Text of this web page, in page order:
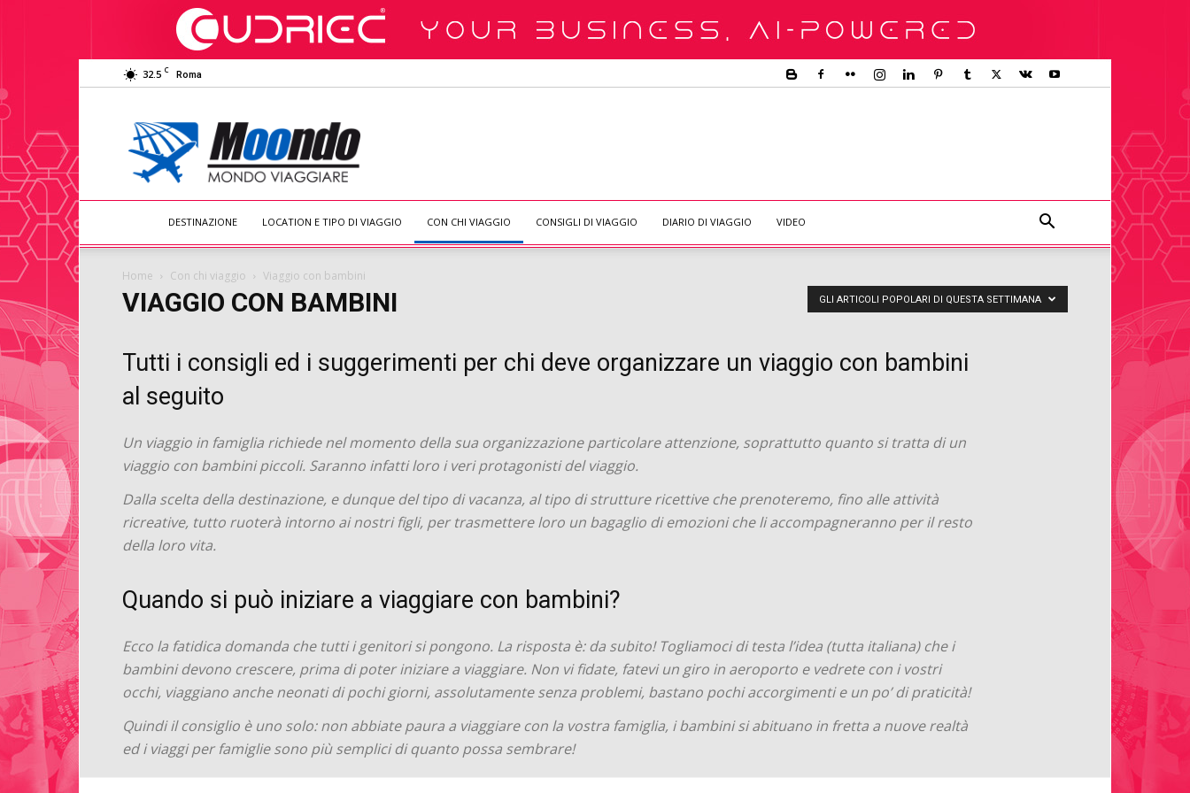
32.5 C Roma
Moondo
Viaggiare
DESTINAZIONE LOCATION E TIPO DI VIAGGIO CON CHI VIAGGIO CONSIGLI DI VIAGGIO DIARIO DI VIAGGIO VIDEO
Home Con chi viaggio Viaggio con bambini
VIAGGIO CON BAMBINI
Tutti i consigli ed i suggerimenti per chi deve organizzare un viaggio con bambini
al seguito
Un viaggio in famiglia richiede nel momento della sua organizzazione particolare attenzione, soprattutto quanto si tratta di un
viaggio con bambini piccoli. Saranno infatti loro i veri protagonisti del viaggio.
Dalla scelta della destinazione, e dunque del tipo di vacanza, al tipo di strutture ricettive che prenoteremo, fino alle attività
ricreative, tutto ruoterà intorno ai nostri figli, per trasmettere loro un bagaglio di emozioni che li accompagneranno per il resto
della loro vita.
Quando si può iniziare a viaggiare con bambini?
Ecco la fatidica domanda che tutti i genitori si pongono. La risposta è: da subito! Togliamoci di testa l’idea (tutta italiana) che i
bambini devono crescere, prima di poter iniziare a viaggiare. Non vi fidate, fatevi un giro in aeroporto e vedrete con i vostri
occhi, viaggiano anche neonati di pochi giorni, assolutamente senza problemi, bastano pochi accorgimenti e un po’ di praticità!
Quindi il consiglio è uno solo: non abbiate paura a viaggiare con la vostra famiglia, i bambini si abituano in fretta a nuove realtà
ed i viaggi per famiglie sono più semplici di quanto possa sembrare!
GLI ARTICOLI POPOLARI DI QUESTA SETTIMANA